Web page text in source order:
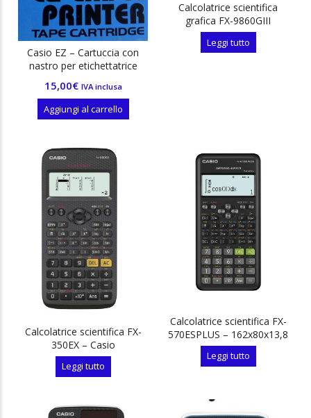
Casio EZ – Cartuccia con
nastro per etichettatrice
15,00€ IVA inclusa
Aggiungi al carrello
Calcolatrice scientifica
grafica FX-9860GIII
Leggi tutto
Calcolatrice scientifica FX-
350EX – Casio
Leggi tutto
Calcolatrice scientifica FX-
570ESPLUS – 162x80x13,8
mm – 417 funzioni – Casio
Leggi tutto